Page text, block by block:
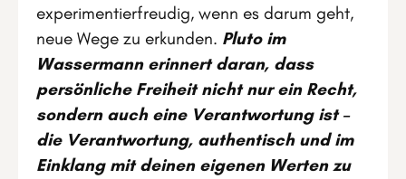
experimentierfreudig, wenn es darum geht,
neue Wege zu erkunden. Pluto im
Wassermann erinnert daran, dass
persönliche Freiheit nicht nur ein Recht,
sondern auch eine Verantwortung ist –
die Verantwortung, authentisch und im
Einklang mit deinen eigenen Werten zu